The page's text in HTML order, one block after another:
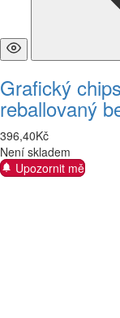
Grafický
reballovaný
396,40Kč
Není skladem
Upozornit mě